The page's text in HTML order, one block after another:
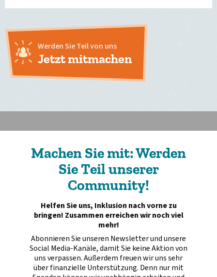
Werden Sie Teil von uns
Jetzt mitmachen
Machen Sie mit: Werden
Sie Teil unserer
Community!
Helfen Sie uns, Inklusion nach vorne zu
bringen! Zusammen erreichen wir noch viel
mehr!
Abonnieren Sie unseren Newsletter und unsere
Social Media-Kanäle, damit Sie keine Aktion von
uns verpassen. Außerdem freuen wir uns sehr
über finanzielle Unterstützung. Denn nur mit